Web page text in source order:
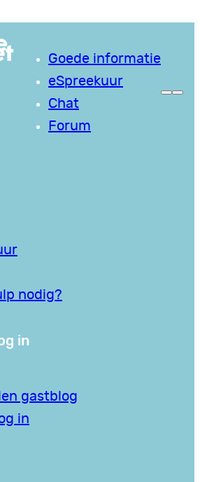
Goede informatie
eSpreekuur
Chat
Forum
nodig?
in
gastblog
in